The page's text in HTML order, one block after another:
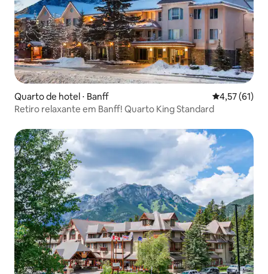
Quarto de hotel ⋅ Banff 4,57 de uma
4,57 (61)
Retiro relaxante em Banff! Quarto King Standard